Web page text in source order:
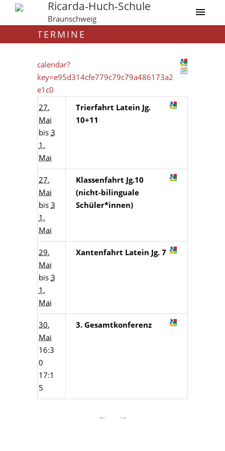
Ricarda-Huch-Schule
Braunschweig
TERMINE
calendar?
key=e95d314cfe779c79c79a486173a2
e1c0
27.
Mai
bis 3
1.
Mai
Trierfahrt Latein Jg.
10+11
27.
Mai
bis 3
1.
Mai
Klassenfahrt Jg.10
(nicht-bilinguale
Schüler*innen)
29.
Mai
bis 3
1.
Mai
Xantenfahrt Latein Jg. 7
30.
Mai
16:3
0
17:1
5
3. Gesamtkonferenz
← →